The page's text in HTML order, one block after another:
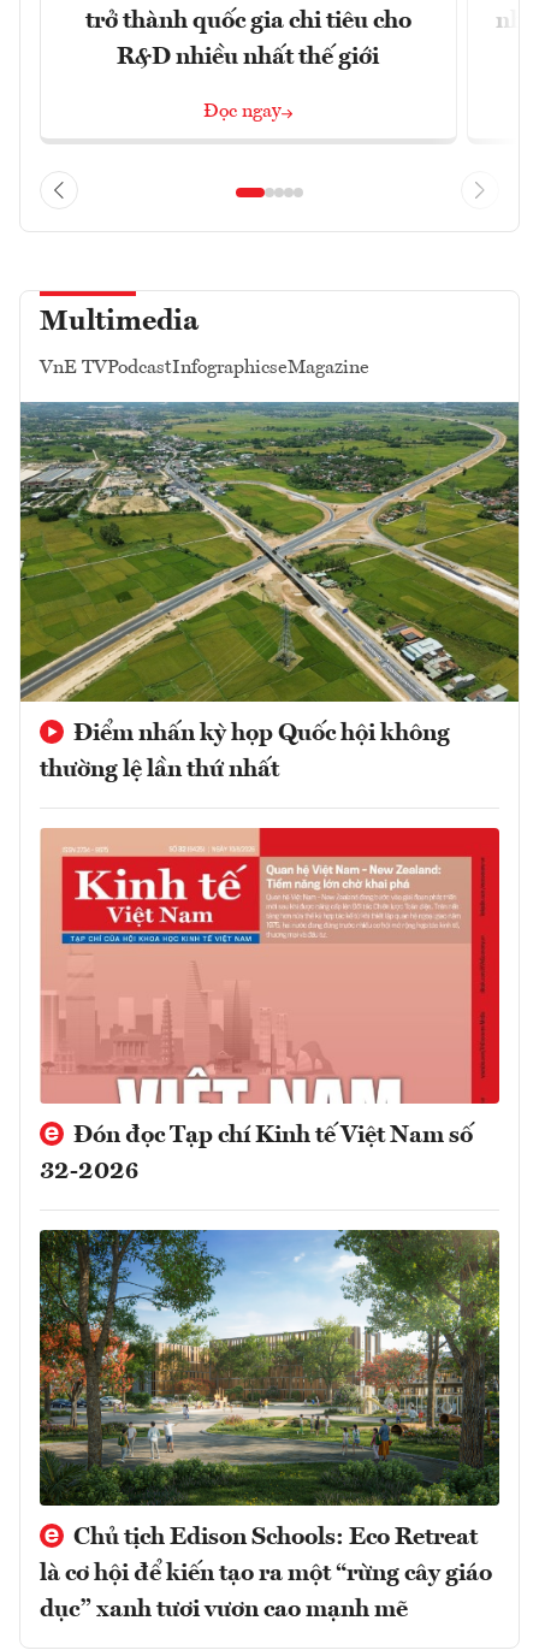
trở thành quốc gia chi tiêu cho
R&D nhiều nhất thế giới
Đọc ngay
Multimedia
VnE TVPodcastInfographicseMagazine
Điểm nhấn kỳ họp Quốc hội không
thường lệ lần thứ nhất
Đón đọc Tạp chí Kinh tế Việt Nam số
32-2026
Chủ tịch Edison Schools: Eco Retreat
là cơ hội để kiến tạo ra một “rừng cây giáo
dục” xanh tươi vươn cao mạnh mẽ